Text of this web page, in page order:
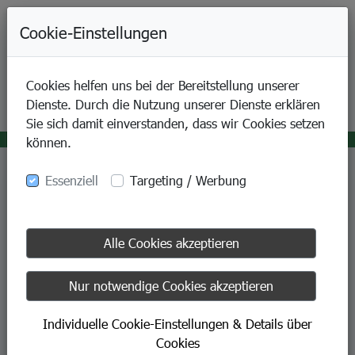
Sanitätshaus
Regensburg (DGS)
Ihr Ansprechpartner für
Sanitätshausversorgung, Orthopädietechnik
und Rehatechnik in Regensburg. Unser
Cookie-Einstellungen
Cookies helfen uns bei der Bereitstellung unserer
Dienste. Durch die Nutzung unserer Dienste erklären
Sie sich damit einverstanden, dass wir Cookies setzen
können.
Essenziell Targeting / Werbung
Alle Cookies akzeptieren
Nur notwendige Cookies akzeptieren
Individuelle Cookie-Einstellungen & Details über
Cookies